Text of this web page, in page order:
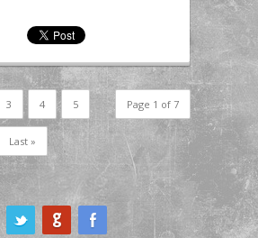
Page 1 of 7
3 4 5
Last »